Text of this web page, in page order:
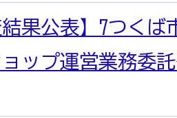
結果公表】7つく
ップ運営業務委